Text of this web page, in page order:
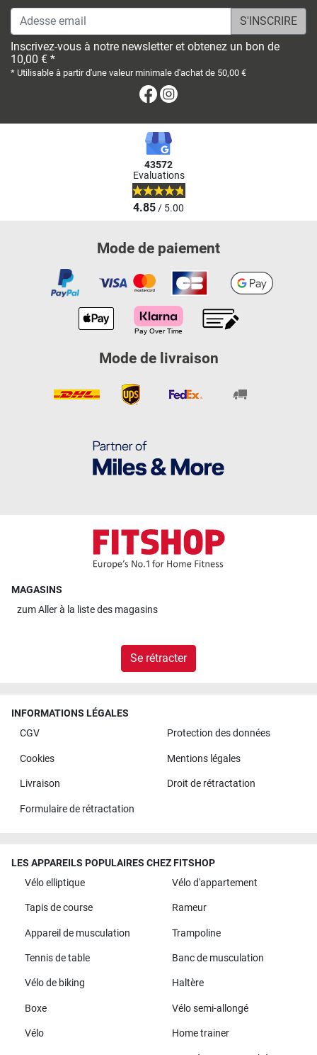
Adesse email
Inscrivez-vous à notre newsletter et obtenez un bon de
10,00 € *
* Utilisable à partir d'une valeur minimale d'achat de 50,00 €
Facebook
43572
Evaluations
4.85/ 5.00
Mode de paiement
Mode de livraison
MAGASINS
zumAller à la liste des magasins
Se rétracter
INFORMATIONS LÉGALES
CGV
Protection des données
Cookies Mentions légales
Livraison Droit de rétractation
Formulaire de rétractation
LES APPAREILS POPULAIRES CHEZ FITSHOP
Vélo elliptique
Vélo d'appartement
Tapis de course Rameur
Appareil de musculation Trampoline
Tennis de table Banc de musculation
Vélo de biking Haltère
Boxe Vélo semi-allongé
Vélo Home trainer